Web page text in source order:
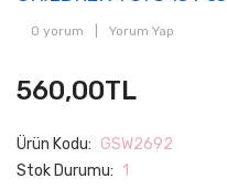
0 yorum Yorum Yap
560,00TL
Ürün Kodu: GSW2692
Stok Durumu: 1